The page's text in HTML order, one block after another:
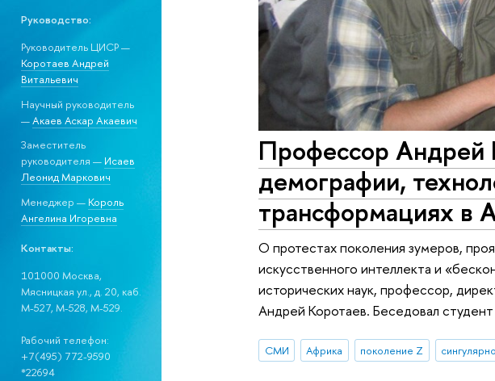
Руководство:
Руководитель ЦИСР —
Коротаев Андрей
Витальевич
Научный руководитель
—Акаев Аскар Акаевич
Заместитель
руководителя — Исаев
Леонид Маркович
Менеджер — Король
Ангелина Игоревна
Контакты:
101000 Москва,
Мясницкая ул., д. 20, каб.
М-527, М-528, М-529.
Рабочий телефон:
+7(495) 772-9590
*22694
Профессор Андрей
демографии,
трансформациях в
О протестах поколения зумеров,
искусственного интеллекта и
исторических наук, профессор,
Андрей Коротаев. Беседовал
СМИ Африка поколение Z